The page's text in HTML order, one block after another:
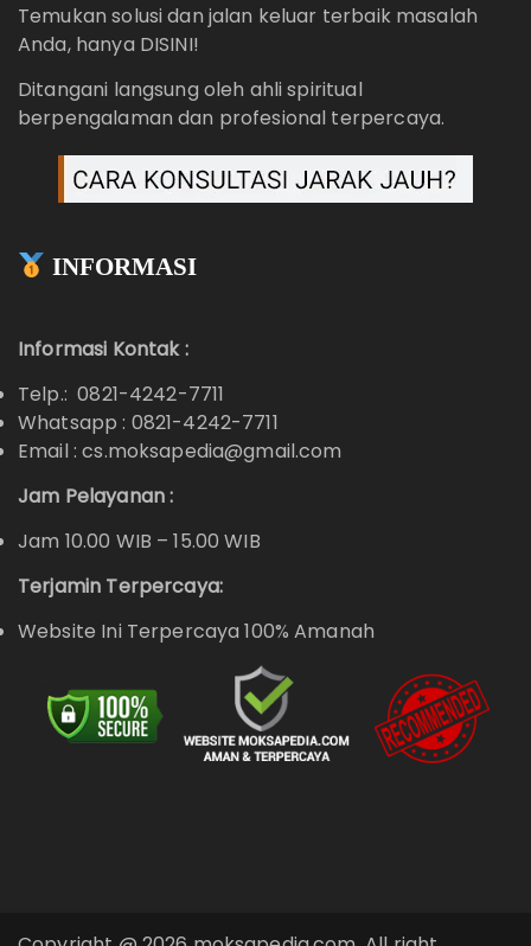
Temukan solusi dan jalan keluar terbaik masalah
Anda, hanya DISINI!
Ditangani langsung oleh ahli spiritual
berpengalaman dan profesional terpercaya.
INFORMASI
Informasi Kontak :
Telp.: 0821-4242-7711
Whatsapp : 0821-4242-7711
Email : cs.moksapedia@gmail.com
Jam Pelayanan :
Jam 10.00 WIB – 15.00 WIB
Terjamin Terpercaya:
Website Ini Terpercaya 100% Amanah